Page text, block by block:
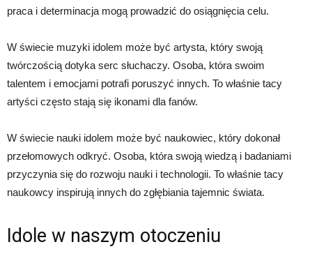
praca i determinacja mogą prowadzić do osiągnięcia celu.
W świecie muzyki idolem może być artysta, który swoją
twórczością dotyka serc słuchaczy. Osoba, która swoim
talentem i emocjami potrafi poruszyć innych. To właśnie tacy
artyści często stają się ikonami dla fanów.
W świecie nauki idolem może być naukowiec, który dokonał
przełomowych odkryć. Osoba, która swoją wiedzą i badaniami
przyczynia się do rozwoju nauki i technologii. To właśnie tacy
naukowcy inspirują innych do zgłębiania tajemnic świata.
Idole w naszym otoczeniu